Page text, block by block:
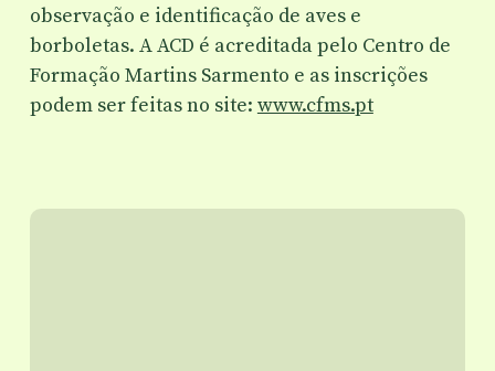
observação e identificação de aves e
borboletas. A ACD é acreditada pelo Centro de
Formação Martins Sarmento e as inscrições
podem ser feitas no site: www.cfms.pt